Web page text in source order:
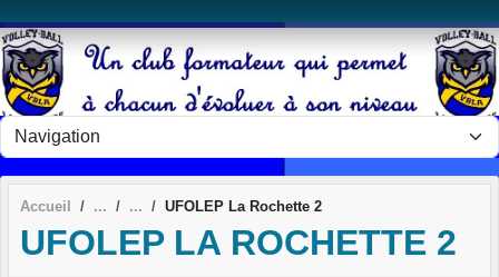
Accueil UFOLEP La Rochette 2
UFOLEP LA ROCHETTE 2